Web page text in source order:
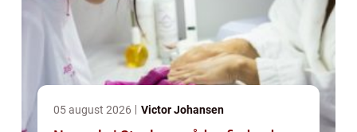
05 august 2026 Victor Johansen